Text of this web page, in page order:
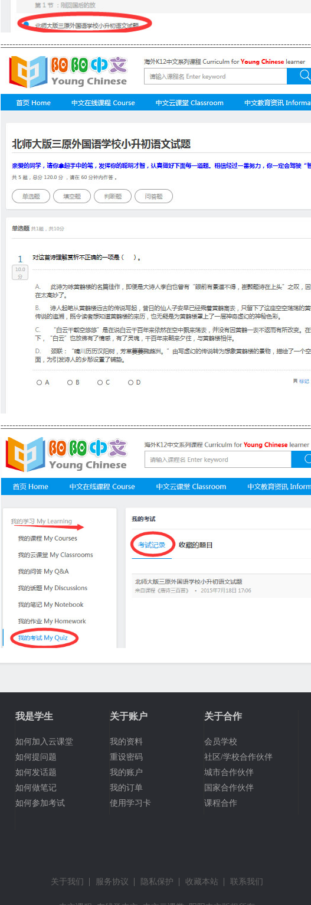
我是学生
如何加入云课堂
如何提问题
如何发话题
如何做笔记
如何参加考试
关于账户
我的资料
重设密码
我的账户
我的订单
使用学习卡
关于合作
会员学校
社区/学校合作伙伴
城市合作伙伴
国家合作伙伴
课程合作
关于我们 服务协议 隐私保护 收藏本站 联系我们